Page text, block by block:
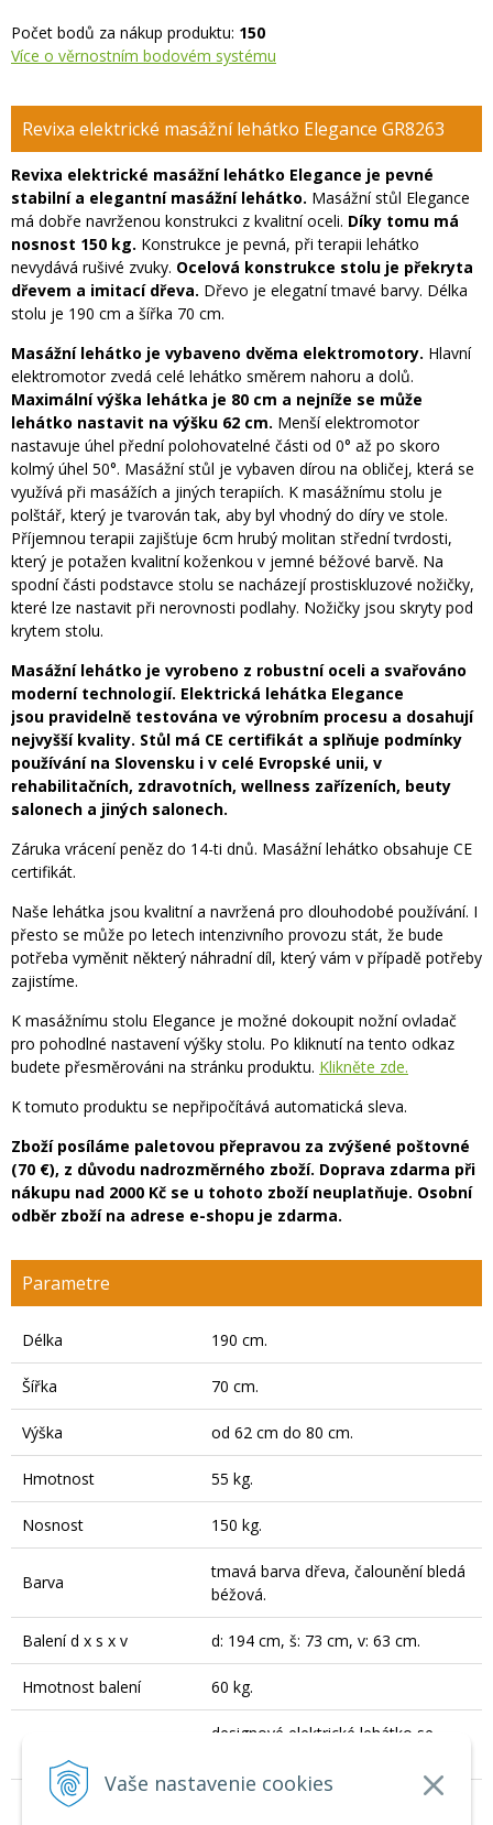
Vaše nastavenie cookies
Počet bodů za nákup produktu: 150
Více o věrnostním bodovém systému
Revixa elektrické masážní lehátko Elegance GR8263
Revixa elektrické masážní lehátko Elegance je pevné
stabilní a elegantní masážní lehátko. Masážní stůl Elegance
má dobře navrženou konstrukci z kvalitní oceli. Díky tomu má
nosnost 150 kg. Konstrukce je pevná, při terapii lehátko
nevydává rušivé zvuky. Ocelová konstrukce stolu je překryta
dřevem a imitací dřeva. Dřevo je elegatní tmavé barvy. Délka
stolu je 190 cm a šířka 70 cm.
Masážní lehátko je vybaveno dvěma elektromotory. Hlavní
elektromotor zvedá celé lehátko směrem nahoru a dolů.
Maximální výška lehátka je 80 cm a nejníže se může
lehátko nastavit na výšku 62 cm. Menší elektromotor
nastavuje úhel přední polohovatelné části od 0° až po skoro
kolmý úhel 50°. Masážní stůl je vybaven dírou na obličej, která se
využívá při masážích a jiných terapiích. K masážnímu stolu je
polštář, který je tvarován tak, aby byl vhodný do díry ve stole.
Příjemnou terapii zajišťuje 6cm hrubý molitan střední tvrdosti,
který je potažen kvalitní koženkou v jemné béžové barvě. Na
spodní části podstavce stolu se nacházejí prostiskluzové nožičky,
které lze nastavit při nerovnosti podlahy. Nožičky jsou skryty pod
krytem stolu.
Masážní lehátko je vyrobeno z robustní oceli a svařováno
moderní technologií. Elektrická lehátka Elegance
jsou pravidelně testována ve výrobním procesu a dosahují
nejvyšší kvality. Stůl má CE certifikát a splňuje podmínky
používání na Slovensku i v celé Evropské unii, v
rehabilitačních, zdravotních, wellness zařízeních, beuty
salonech a jiných salonech.
Záruka vrácení peněz do 14-ti dnů. Masážní lehátko obsahuje CE
certifikát.
Naše lehátka jsou kvalitní a navržená pro dlouhodobé používání. I
přesto se může po letech intenzivního provozu stát, že bude
potřeba vyměnit některý náhradní díl, který vám v případě potřeby
zajistíme.
K masážnímu stolu Elegance je možné dokoupit nožní ovladač
pro pohodlné nastavení výšky stolu. Po kliknutí na tento odkaz
budete přesměrováni na stránku produktu. Klikněte zde.
K tomuto produktu se nepřipočítává automatická sleva.
Zboží posíláme paletovou přepravou za zvýšené poštovné
(70 €), z důvodu nadrozměrného zboží. Doprava zdarma při
nákupu nad 2000 Kč se u tohoto zboží neuplatňuje. Osobní
odběr zboží na adrese e-shopu je zdarma.
Parametre
Délka 190 cm.
Šířka 70 cm.
Výška od 62 cm do 80 cm.
Hmotnost 55 kg.
Nosnost 150 kg.
Barva
tmavá barva dřeva, čalounění bledá
béžová.
Balení d x s x v d: 194 cm, š: 73 cm, v: 63 cm.
Hmotnost balení 60 kg.
designové elektrické lehátko se
Počet kusů v balení